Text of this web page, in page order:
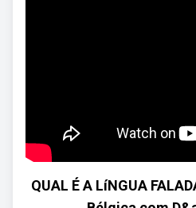
QUAL É A LíNGUA